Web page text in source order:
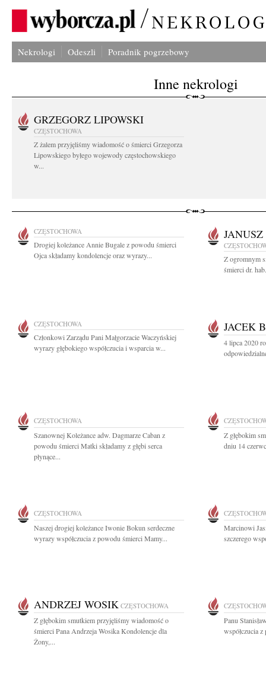
Nekrologi Odeszli Poradnik pogrzebowy
Inne nekrologi
GRZEGORZ LIPOWSKI
CZĘSTOCHOWA
Z żalem przyjęliśmy wiadomość o śmierci Grzegorza
Lipowskiego byłego wojewody częstochowskiego
w...
CZĘSTOCHOWA
Drogiej koleżance Annie Bugale z powodu śmierci
Ojca składamy kondolencje oraz wyrazy...
Z ogromnym
śmierci dr.
CZĘSTOCHOWA
Członkowi Zarządu Pani Małgorzacie Waczyńskiej
wyrazy głębokiego współczucia i wsparcia w...
JACEK
4 lipca 2020
CZĘSTOCHOWA
Szanownej Koleżance adw. Dagmarze Caban z
powodu śmierci Matki składamy z głębi serca
płynące...
Z głębokim
dniu 14
CZĘSTOCHOWA
Naszej drogiej koleżance Iwonie Bokun serdeczne
wyrazy współczucia z powodu śmierci Mamy...
Marcinowi
szczerego
ANDRZEJ WOSIK CZĘSTOCHOWA
Z głębokim smutkiem przyjęliśmy wiadomość o
śmierci Pana Andrzeja Wosika Kondolencje dla
Żony,...
Panu
współczucia